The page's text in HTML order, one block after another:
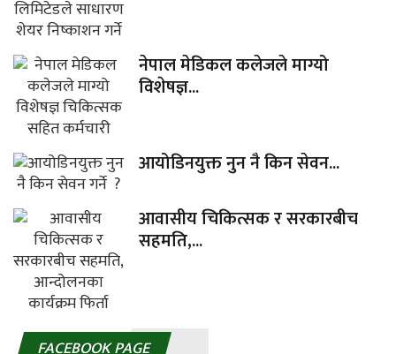
नेपाल मेडिकल कलेजले माग्यो
विशेषज्ञ...
आयोडिनयुक्त नुन नै किन सेवन...
आवासीय चिकित्सक र सरकारबीच
सहमति,...
FACEBOOK PAGE